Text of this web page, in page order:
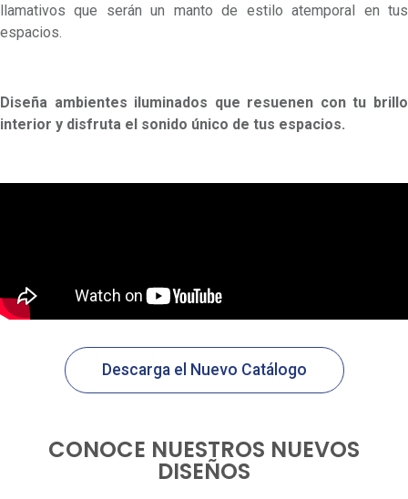
llamativos que serán un manto de estilo atemporal en tus
espacios.
Diseña ambientes iluminados que resuenen con tu brillo
interior y disfruta el sonido único de tus espacios.
Descarga el Nuevo Catálogo
CONOCE NUESTROS NUEVOS
DISEÑOS